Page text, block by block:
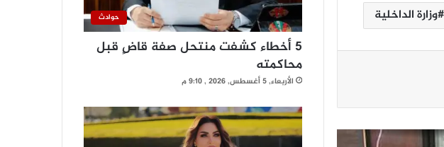
وزارة الداخلية
الجمعة
2026/08/7 في مصر.. عيار 21 يسجل 5980
الجمعة
حوادث
5 أخطاء كشفت منتحل صفة قاضٍ قبل
محاكمته
الأربعاء, 5 أغسطس, 2026 , 9:10 م